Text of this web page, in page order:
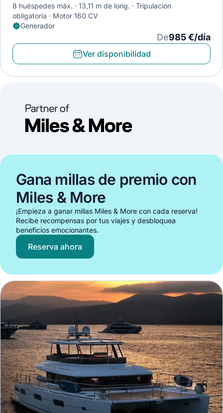
8 huéspedes máx. 13,11 m de long.
Tripulación
obligatoria
Motor 160 CV
Generador
De985 €/día
Ver disponibilidad
Gana millas de premio con
Miles & More
¡Empieza a ganar millas Miles & More con cada reserva!
Recibe recompensas por tus viajes y desbloquea
beneficios emocionantes.
Reserva ahora